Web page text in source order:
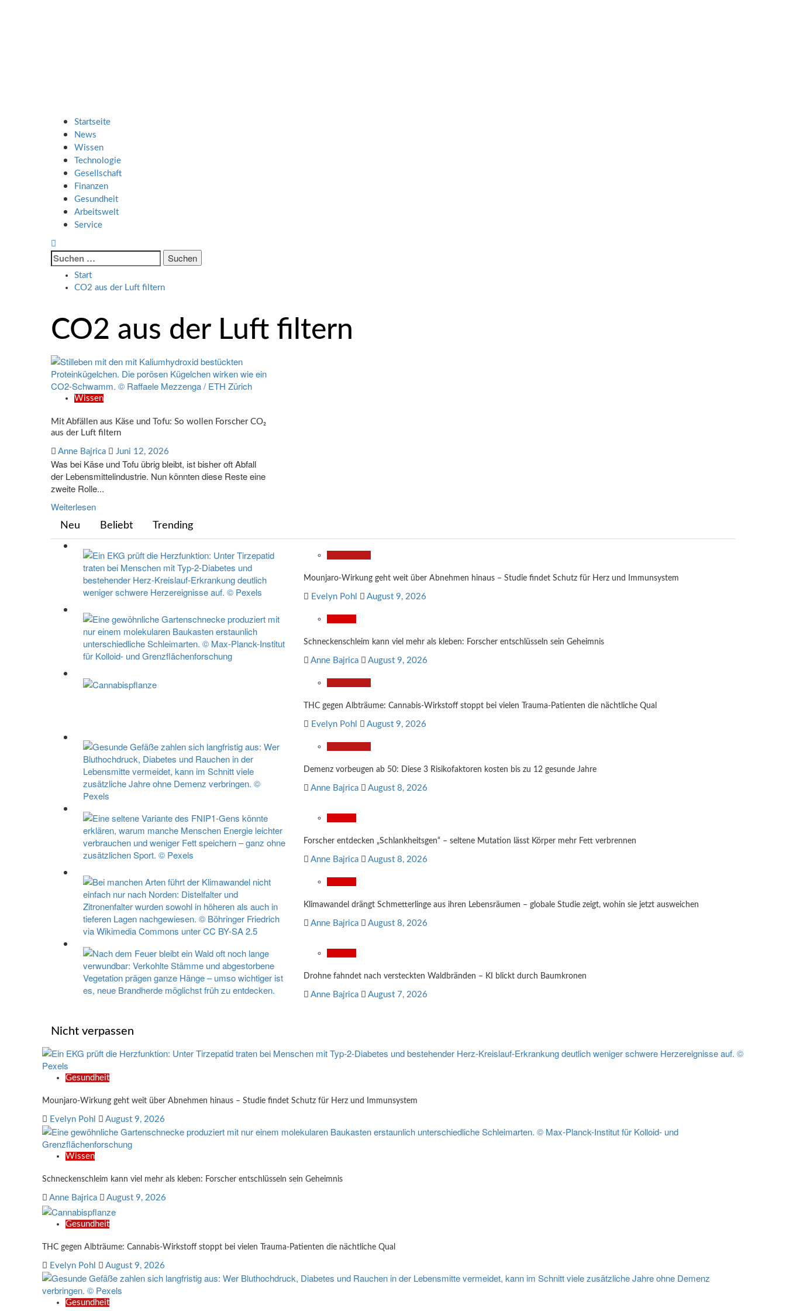
Startseite
News
Wissen
Technologie
Gesellschaft
Finanzen
Gesundheit
Arbeitswelt
Service
Suche
nach:
Start
CO2 aus der Luft filtern
CO2 aus der Luft filtern
Wissen
Mit Abfällen aus Käse und Tofu: So wollen Forscher CO₂
aus der Luft filtern
Anne Bajrica Juni 12, 2026
Was bei Käse und Tofu übrig bleibt, ist bisher oft Abfall
der Lebensmittelindustrie. Nun könnten diese Reste eine
zweite Rolle...
Weiterlesen
Neu Beliebt Trending
Mounjaro-Wirkung geht weit über Abnehmen hinaus – Studie findet Schutz für Herz und Immunsystem
Evelyn Pohl August 9, 2026
Schneckenschleim kann viel mehr als kleben: Forscher entschlüsseln sein Geheimnis
Anne Bajrica August 9, 2026
THC gegen Albträume: Cannabis-Wirkstoff stoppt bei vielen Trauma-Patienten die nächtliche Qual
Evelyn Pohl August 9, 2026
Demenz vorbeugen ab 50: Diese 3 Risikofaktoren kosten bis zu 12 gesunde Jahre
Anne Bajrica August 8, 2026
Forscher entdecken „Schlankheitsgen“ – seltene Mutation lässt Körper mehr Fett verbrennen
Anne Bajrica August 8, 2026
Klimawandel drängt Schmetterlinge aus ihren Lebensräumen – globale Studie zeigt, wohin sie jetzt ausweichen
Anne Bajrica August 8, 2026
Drohne fahndet nach versteckten Waldbränden – KI blickt durch Baumkronen
Anne Bajrica August 7, 2026
Nicht verpassen
Gesundheit
Mounjaro-Wirkung geht weit über Abnehmen hinaus – Studie findet Schutz für Herz und Immunsystem
Evelyn Pohl August 9, 2026
Wissen
Schneckenschleim kann viel mehr als kleben: Forscher entschlüsseln sein Geheimnis
Anne Bajrica August 9, 2026
Gesundheit
THC gegen Albträume: Cannabis-Wirkstoff stoppt bei vielen Trauma-Patienten die nächtliche Qual
Evelyn Pohl August 9, 2026
Gesundheit